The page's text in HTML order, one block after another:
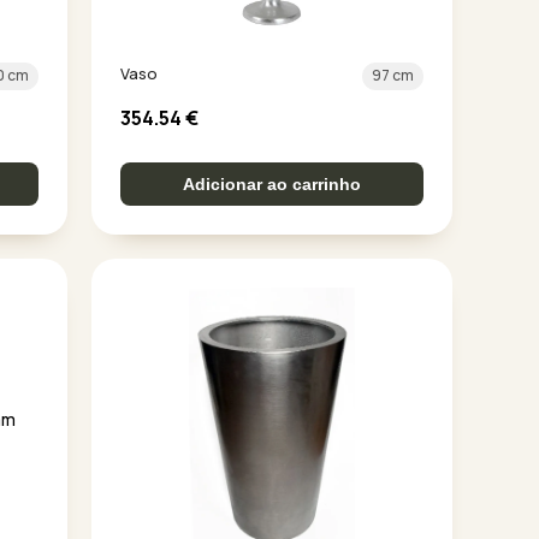
cm Vaso 97 cm
354.54€
Adicionar ao carrinho